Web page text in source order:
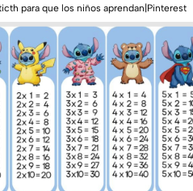
para que los niños aprendan|Pinterest